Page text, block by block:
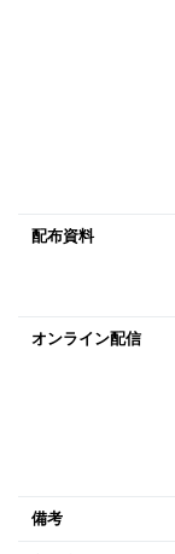
配布資料
オンライン配信
備考